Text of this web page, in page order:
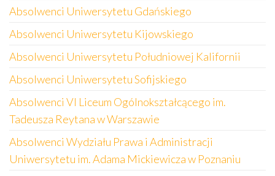
Absolwenci Uniwersytetu Gdańskiego
Absolwenci Uniwersytetu Kijowskiego
Absolwenci Uniwersytetu Południowej Kalifornii
Absolwenci Uniwersytetu Sofijskiego
Absolwenci VI Liceum Ogólnokształcącego im.
Tadeusza Reytana w Warszawie
Absolwenci Wydziału Prawa i Administracji
Uniwersytetu im. Adama Mickiewicza w Poznaniu